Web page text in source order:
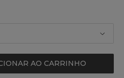
AO CARRINHO